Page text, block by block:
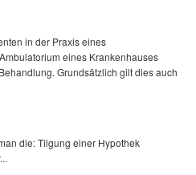
in der Praxis eines
eines Krankenhauses
Grundsätzlich gilt dies auch
die: Tilgung einer Hypothek